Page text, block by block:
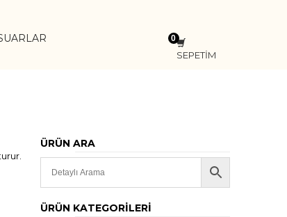
SEPETİM
ÜRÜN ARA
ÜRÜN KATEGORILERI